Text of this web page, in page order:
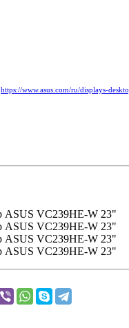
https://www.asus.com/ru/displays-